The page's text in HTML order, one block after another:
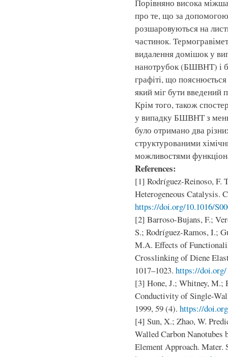
Порівняно висока
про те, що за допомогою
розшаровуються на
частинок.
видалення домішок у
нанотрубок (БШВНТ) і
графіті, що
який міг бути введений
Крім того, також
у випадку БШВНТ з
було отримано два
структурованими
можливостями
References:
[1] Rodríguez-Reinoso, F.
Heterogeneous Catalysis.
https://doi.org/10.1016/
[2] Barroso-Bujans, F.;
S.; Rodríguez-Ramos, I.;
M.A. Effects of
Crosslinking of Diene
1017–1023. https://doi.org/
[3] Hone, J.; Whitney, M.;
Conductivity of Single-
1999, 59 (4). https://
[4] Sun, X.; Zhao, W.
Walled Carbon
Element Approach. Mater.